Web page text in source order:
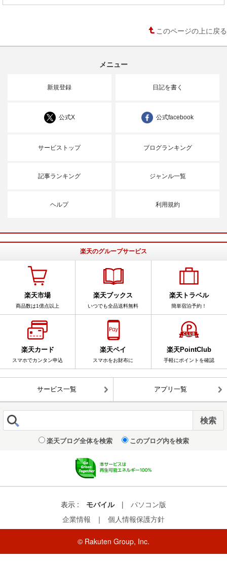
このページの上に戻る
メニュー
新規登録 日記を書く
公式X 公式facebook
サービストップ ブログランキング
記事ランキング ジャンル一覧
ヘルプ 利用規約
楽天のグループサービス
楽天市場
商品数は1億点以上
楽天ブックス
いつでも全品送料無料
楽天トラベル
簡単宿泊予約！
楽天カード
スマホでカンタン申込
楽天ペイ
スマホをお財布に
楽天PointClub
手軽にポイントを確認
サービス一覧 アプリ一覧
楽天ブログ全体を検索 このブログ内を検索
表示 : モバイル |
パソコン版
企業情報
｜ 個人情報保護方針
© Rakuten Group, Inc.